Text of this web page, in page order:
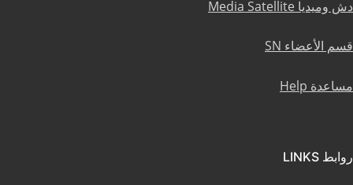
دش وميديا Media Satellite
قسم الأعضاء SN
مساعدة Help
روابط LINKS